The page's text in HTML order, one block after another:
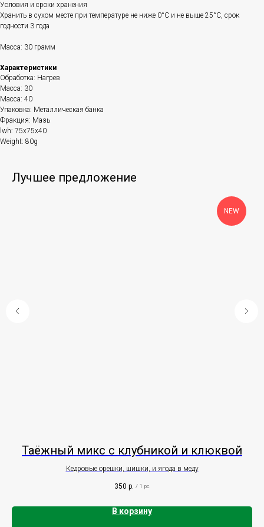
Условия и сроки хранения
Хранить в сухом месте при температуре не ниже 0°С и не выше 25°С, срок
годности 3 года
Масса: 30 грамм
Характеристики
Обработка: Нагрев
Масса: 30
Масса: 40
Упаковка: Металлическая банка
Фракция: Мазь
lwh: 75x75x40
Weight: 80g
Лучшее предложение
NEW
Таёжный микс с клубникой и клюквой
Кедровые орешки, шишки, и ягода в меду
350 р. / 1 pc
В корзину